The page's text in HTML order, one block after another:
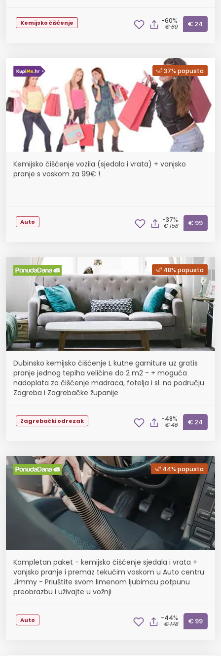
Kemijsko čišćenje -60%
€ 60 € 24
37% popusta
Kemijsko čišćenje vozila (sjedala i vrata) + vanjsko
pranje s voskom za 99€ !
Auto -37%
€ 158 € 99
48% popusta
Dubinsko kemijsko čišćenje L kutne garniture uz gratis
pranje jednog tepiha veličine do 2 m2 - + moguća
nadoplata za čišćenje madraca, fotelja i sl. na području
Zagreba i Zagrebačke županije
Zagrebački odrezak -48%
€ 46 € 24
44% popusta
Kompletan paket - kemijsko čišćenje sjedala i vrata +
vanjsko pranje i premaz tekućim voskom u Auto centru
Jimmy - Priuštite svom limenom ljubimcu potpunu
preobrazbu i uživajte u vožnji
Auto -44%
€ 178 € 99